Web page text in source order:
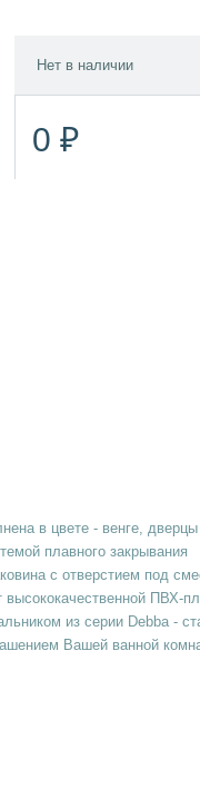
Нет в наличии
0 ₽
в цвете - венге, дверцы
плавного закрывания
с отверстием под
высококачественной ПВХ-
из серии Debba -
Вашей ванной